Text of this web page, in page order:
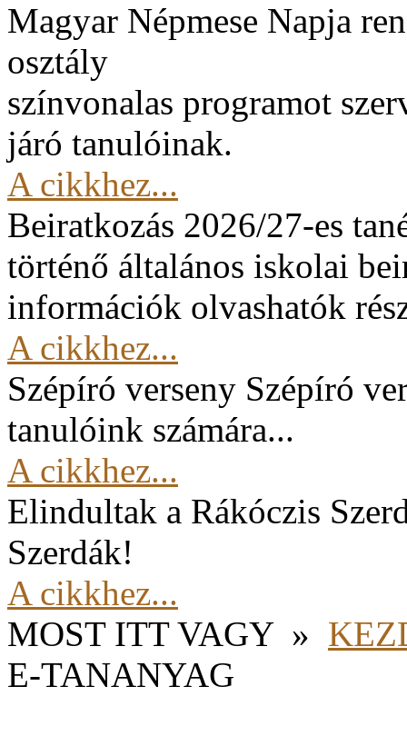
Magyar Népmese Napja
osztály
színvonalas programot
járó tanulóinak.
A cikkhez...
Beiratkozás 2026/27-es
történő általános iskolai
információk olvashatók
A cikkhez...
Szépíró verseny Szépíró
tanulóink számára...
A cikkhez...
Elindultak a Rákóczis
Szerdák!
A cikkhez...
MOST ITT VAGY »
E-TANANYAG